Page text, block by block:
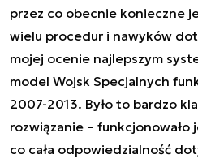
przez co obecnie konieczne
wielu procedur i nawyków
mojej ocenie najlepszym
model Wojsk Specjalnych
2007-2013. Było to bardzo
rozwiązanie –
co cała odpowiedzialność